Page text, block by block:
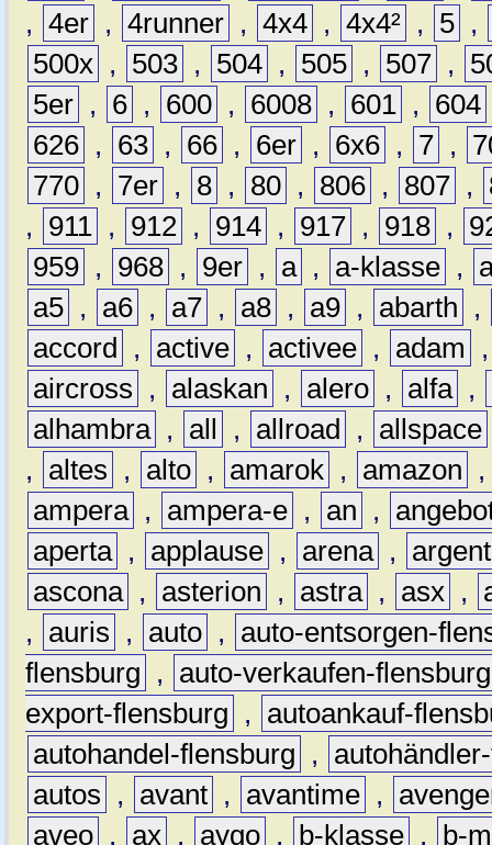
, 4er , 4runner , 4x4 , 4x4² , 5 ,
500x , 503 , 504 , 505 , 507 ,
5er , 6 , 600 , 6008 , 601 , 604
626 , 63 , 66 , 6er , 6x6 , 7 ,
770 , 7er , 8 , 80 , 806 , 807 ,
,
911 , 912 , 914 , 917 , 918 ,
959 , 968 , 9er , a , a-klasse ,
a5 , a6 , a7 , a8 , a9 , abarth
,
accord
, active , activee , adam
aircross
, alaskan , alero , alfa ,
alhambra , all , allroad , allspace
,
altes , alto , amarok , amazon
ampera , ampera-e , an ,
aperta , applause , arena ,
ascona , asterion , astra , asx ,
,
auris , auto ,
auto-entsorgen-
flensburg
,
auto-verkaufen-flensburg
export-flensburg
,
autoankauf-
autohandel-flensburg
,
autos
, avant , avantime ,
aveo , ax , aygo , b-klasse ,
b-